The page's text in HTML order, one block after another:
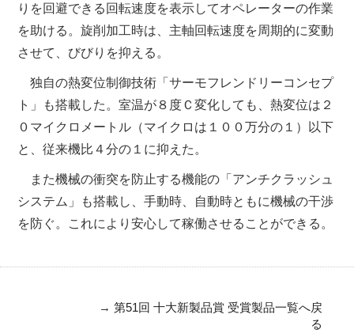
りを回避できる回転速度を表示してオペレーターの作業
を助ける。旋削加工時は、主軸回転速度を周期的に変動
させて、びびりを抑える。
独自の熱変位制御技術「サーモフレンドリーコンセプ
ト」も搭載した。室温が８度Ｃ変化しても、熱変位は２
０マイクロメートル（マイクロは１００万分の１）以下
と、従来機比４分の１に抑えた。
また機械の衝突を防止する機能の「アンチクラッシュ
システム」も搭載し、手動時、自動時ともに機械の干渉
を防ぐ。これにより安心して稼働させることができる。
→ 第51回 十大新製品賞 受賞製品一覧へ戻
る